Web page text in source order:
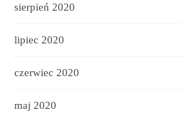
sierpień 2020
lipiec 2020
czerwiec 2020
maj 2020